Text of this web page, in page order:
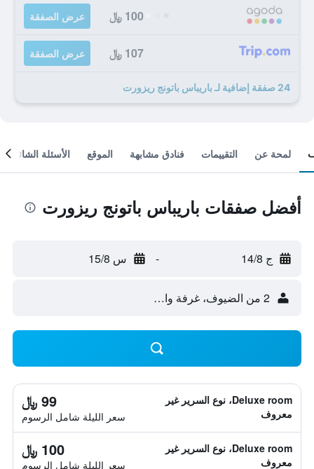
100 ﷼ عرض الصفقة
107 ﷼ عرض الصفقة
24 صفقة إضافية لـ باريباس باتونج ريزورت
لمحة عن التقييمات فنادق مشابهة الموقع الأسئلة الشائعة
أفضل صفقات باريباس باتونج ريزورت
ج 14/8 - س 15/8
2 من الضيوف، غرفة واحدة
Deluxe room، نوع السرير غير
معروف
99 ﷼
سعر الليلة شامل الرسوم
Deluxe room، نوع السرير غير
معروف
100 ﷼
سعر الليلة شامل الرسوم